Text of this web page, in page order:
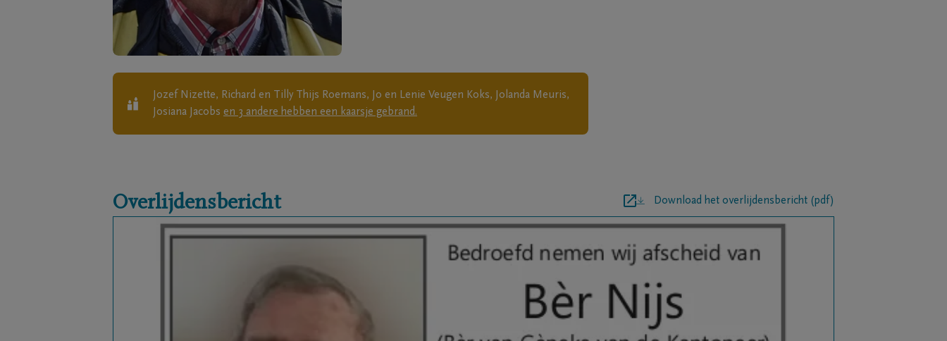
Jozef Nizette, Richard en Tilly Thijs Roemans, Jo en Lenie Veugen Koks, Jolanda Meuris,
Josiana Jacobs en 3 andere hebben een kaarsje gebrand.
Overlijdensbericht Download het overlijdensbericht (pdf)